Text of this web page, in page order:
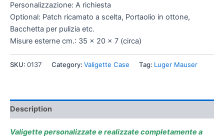
Personalizzazione: A richiesta
Optional: Patch ricamato a scelta, Portaolio in ottone,
Bacchetta per pulizia etc.
Misure esterne cm.: 35 x 20 x 7 (circa)
SKU: 0137 Category: Valigette Case Tag: Luger Mauser
Description
Valigette personalizzate e realizzate completamente a